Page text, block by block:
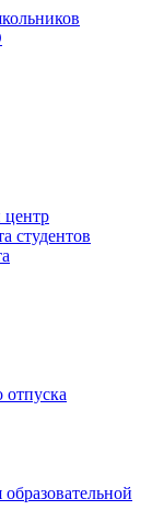
студентов
отпуска